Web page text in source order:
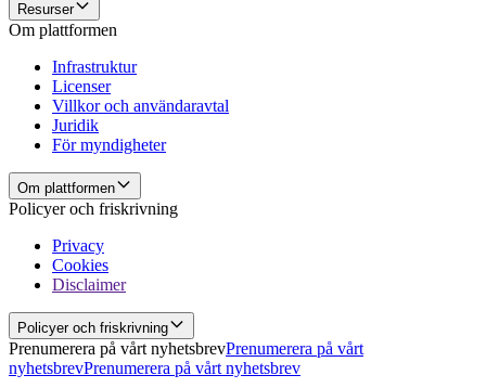
Resurser
Om plattformen
Infrastruktur
Licenser
Villkor och användaravtal
Juridik
För myndigheter
Om plattformen
Policyer och friskrivning
Privacy
Cookies
Disclaimer
Policyer och friskrivning
Prenumerera på vårt nyhetsbrevPrenumerera på vårt
nyhetsbrevPrenumerera på vårt nyhetsbrev